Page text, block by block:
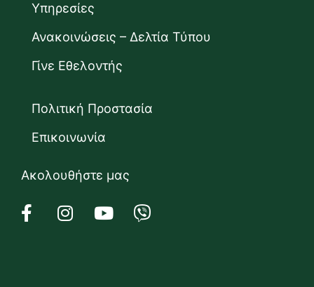
Υπηρεσίες
Ανακοινώσεις – Δελτία Τύπου
Γίνε Εθελοντής
Πολιτική Προστασία
Επικοινωνία
Ακολουθήστε μας